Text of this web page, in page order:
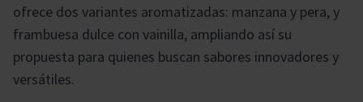
ofrece dos variantes aromatizadas: manzana y pera, y
frambuesa dulce con vainilla, ampliando así su
propuesta para quienes buscan sabores innovadores y
versátiles.